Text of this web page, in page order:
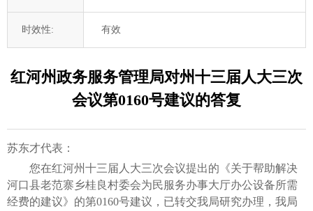
时效性: 有效
红河州政务服务管理局对州十三届人大三次
会议第0160号建议的答复
苏东才代表：
您在红河州十三届人大三次会议提出的《关于帮助解决
河口县老范寨乡桂良村委会为民服务办事大厅办公设备所需
经费的建议》的第0160号建议，已转交我局研究办理，我局